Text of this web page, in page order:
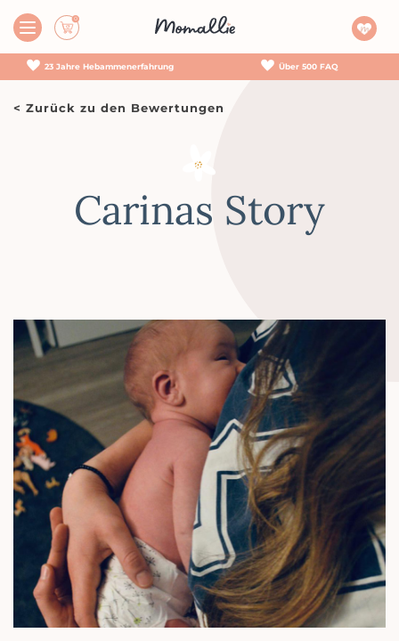
23 Jahre Hebammen­erfahrung Über 500 FAQ
< Zurück zu den Bewertungen
Carinas Story